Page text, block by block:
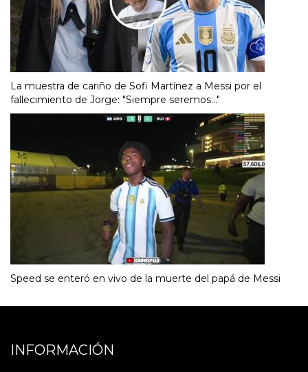
La muestra de cariño de Sofi Martínez a Messi por el
fallecimiento de Jorge: "Siempre seremos..."
Speed se enteró en vivo de la muerte del papá de Messi
INFORMACIÓN